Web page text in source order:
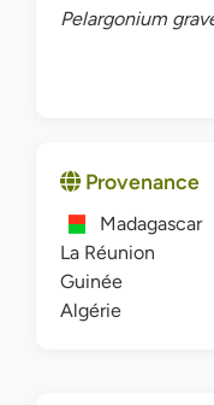
Pelargonium
Provenance
Madagascar
La Réunion
Guinée
Algérie